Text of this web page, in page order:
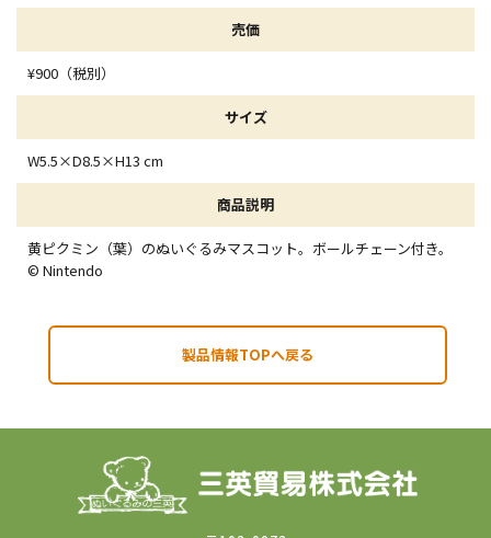
売価
¥900（税別）
サイズ
W5.5×D8.5×H13 cm
商品説明
黄ピクミン（葉）のぬいぐるみマスコット。ボールチェーン付き。
© Nintendo
製品情報TOPへ戻る